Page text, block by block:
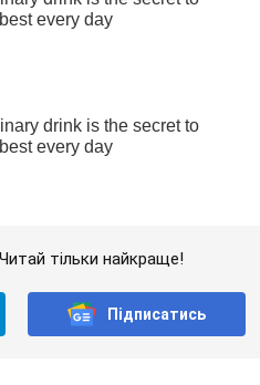
тільки найкраще!
Підписатись